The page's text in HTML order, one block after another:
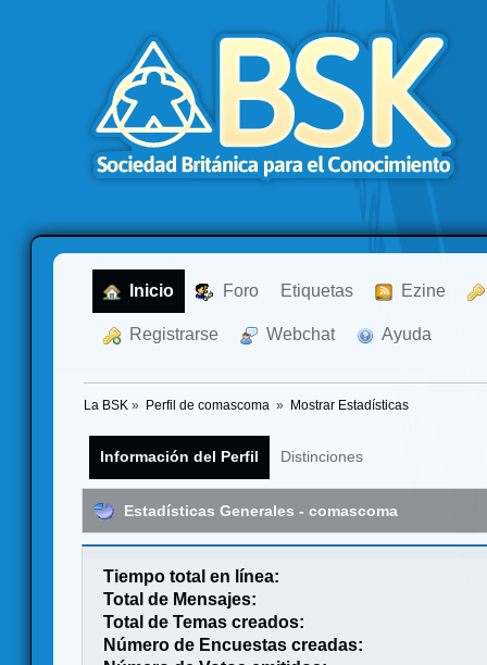
Inicio Foro Etiquetas Ezine
Registrarse Webchat Ayuda
La BSK » Perfil de comascoma » Mostrar Estadísticas
Información del Perfil Distinciones
Estadísticas Generales - comascoma
Tiempo total en línea:
Total de Mensajes:
Total de Temas creados:
Número de Encuestas creadas: